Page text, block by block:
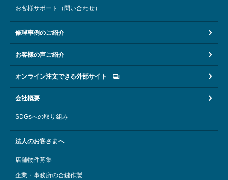
お客様サポート（問い合わせ）
修理事例のご紹介
お客様の声ご紹介
オンライン注文できる外部サイト
会社概要
SDGsへの取り組み
法人のお客さまへ
店舗物件募集
企業・事務所の合鍵作製